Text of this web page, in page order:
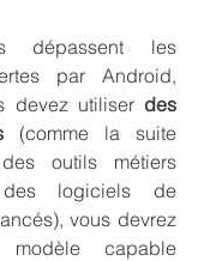
dépassent les
par Android,
devez utiliser des
(comme la suite
outils métiers
logiciels de
vous devrez
capable